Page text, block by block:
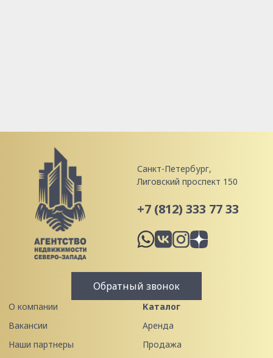
Санкт-Петербург,
Лиговский проспект 150
+7 (812) 333 77 33
Обратный звонок
О компании
Вакансии
Наши партнеры
Каталог
Аренда
Продажа